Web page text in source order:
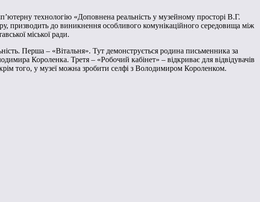
технологію «Доповнена реальність у музейному просторі В.Г.
призводить до виникнення особливого комунікаційного середовища між
міської ради.
Перша – «Вітальня». Тут демонструється родина письменника за
Короленка. Третя – «Робочий кабінет» – відкриває для відвідувачів
того, у музеї можна зробити селфі з Володимиром Короленком.